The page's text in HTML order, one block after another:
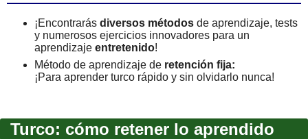
¡Encontrarás diversos métodos de aprendizaje, tests
y numerosos ejercicios innovadores para un
aprendizaje entretenido!
Método de aprendizaje de retención fija:
¡Para aprender turco rápido y sin olvidarlo nunca!
Turco: cómo retener lo aprendido